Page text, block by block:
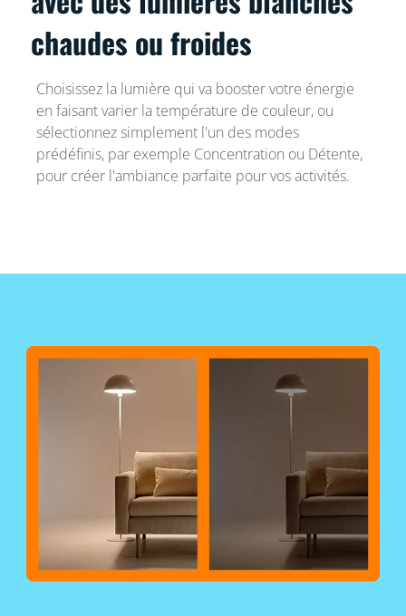
chaudes ou froides
Choisissez la lumière qui va booster votre énergie
en faisant varier la température de couleur, ou
sélectionnez simplement l'un des modes
prédéfinis, par exemple Concentration ou Détente,
pour créer l'ambiance parfaite pour vos activités.